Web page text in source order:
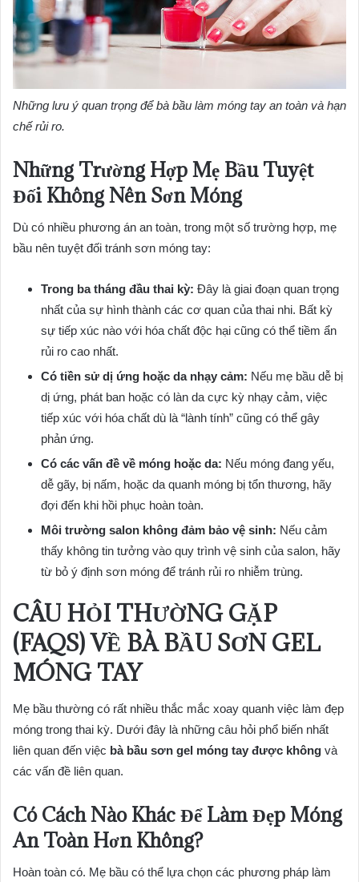
Những lưu ý quan trọng để bà bầu làm móng tay an toàn và hạn
chế rủi ro.
Những Trường Hợp Mẹ Bầu Tuyệt
Đối Không Nên Sơn Móng
Dù có nhiều phương án an toàn, trong một số trường hợp, mẹ
bầu nên tuyệt đối tránh sơn móng tay:
Trong ba tháng đầu thai kỳ: Đây là giai đoạn quan trọng
nhất của sự hình thành các cơ quan của thai nhi. Bất kỳ
sự tiếp xúc nào với hóa chất độc hại cũng có thể tiềm ẩn
rủi ro cao nhất.
Có tiền sử dị ứng hoặc da nhạy cảm: Nếu mẹ bầu dễ bị
dị ứng, phát ban hoặc có làn da cực kỳ nhạy cảm, việc
tiếp xúc với hóa chất dù là “lành tính” cũng có thể gây
phản ứng.
Có các vấn đề về móng hoặc da: Nếu móng đang yếu,
dễ gãy, bị nấm, hoặc da quanh móng bị tổn thương, hãy
đợi đến khi hồi phục hoàn toàn.
Môi trường salon không đảm bảo vệ sinh: Nếu cảm
thấy không tin tưởng vào quy trình vệ sinh của salon, hãy
từ bỏ ý định sơn móng để tránh rủi ro nhiễm trùng.
CÂU HỎI THƯỜNG GẶP
(FAQS) VỀ BÀ BẦU SƠN GEL
MÓNG TAY
Mẹ bầu thường có rất nhiều thắc mắc xoay quanh việc làm đẹp
móng trong thai kỳ. Dưới đây là những câu hỏi phổ biến nhất
liên quan đến việc bà bầu sơn gel móng tay được không và
các vấn đề liên quan.
Có Cách Nào Khác Để Làm Đẹp Móng
An Toàn Hơn Không?
Hoàn toàn có. Mẹ bầu có thể lựa chọn các phương pháp làm